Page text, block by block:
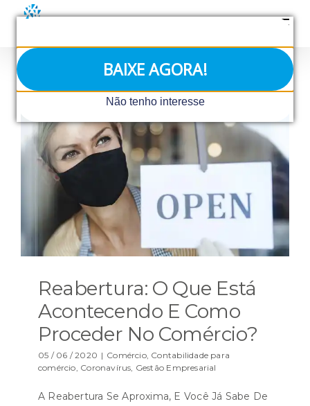
BAIXE AGORA!
Não tenho interesse
conteúdo
Reabertura: O Que Está
Acontecendo E Como
Proceder No Comércio?
05 / 06 / 2020 | Comércio, Contabilidade para
comércio, Coronavírus, Gestão Empresarial
A Reabertura Se Aproxima, E Você Já Sabe De